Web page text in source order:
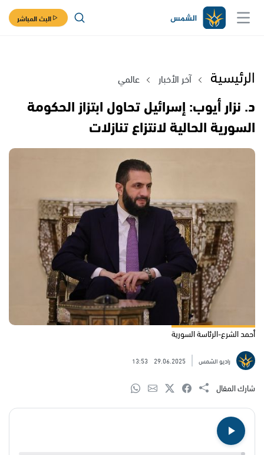
البث المباشر
الرئيسية آخر الأخبار عالمي
د. نزار أيوب: إسرائيل تحاول ابتزاز الحكومة
السورية الحالية لانتزاع تنازلات
أحمد الشرع-الرئاسة السورية
راديو الشمس 29.06.2025
13:53
شارك المقال